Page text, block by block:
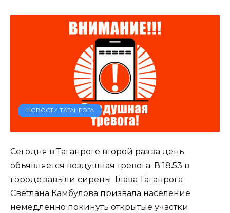
НОВОСТИ ТАГАНРОГА
Сегодня в Таганроге второй раз за день
объявляется воздушная тревога. В 18.53 в
городе завыли сирены. Глава Таганрога
Светлана Камбулова призвала население
немедленно покинуть открытые участки